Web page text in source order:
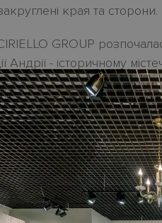
края та сторони.
GROUP
Андрії - історичному
замку Castel del
дім, пов'язаний з
відпочинку. І це
- це дизайнерська
та стільців в
KINGна сайті не